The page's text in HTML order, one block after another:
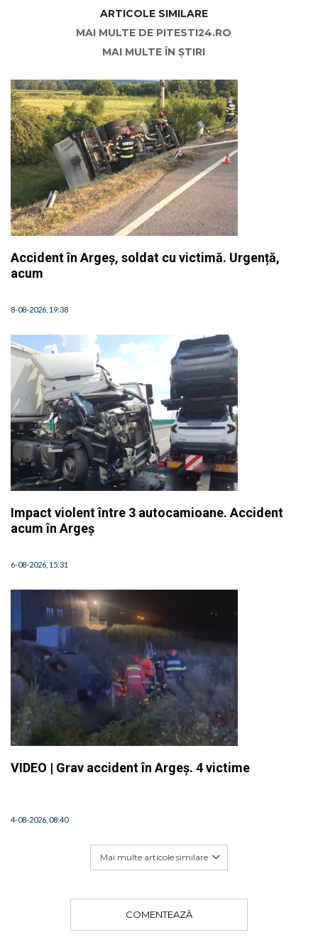
ARTICOLE SIMILARE
MAI MULTE DE PITESTI24.RO
MAI MULTE ÎN ȘTIRI
Accident în Argeș, soldat cu victimă. Urgență,
acum
8-08-2026, 19:38
Impact violent între 3 autocamioane. Accident
acum în Argeș
6-08-2026, 15:31
VIDEO | Grav accident în Argeș. 4 victime
4-08-2026, 08:40
Mai multe articole similare
COMENTEAZĂ